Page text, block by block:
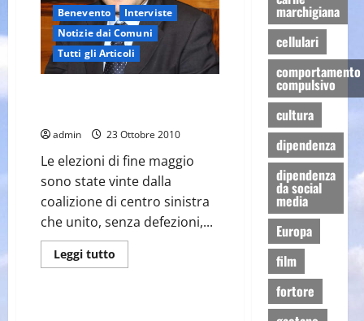
Laser
Scanner
3D
Benevento
Interviste
Notizie dai Comuni
Tutti gli Articoli
admin 23 Ottobre 2010
Le elezioni di fine maggio
sono state vinte dalla
coalizione di centro sinistra
che unito, senza defezioni,...
Leggi tutto
di
Benevento
Cultura e Società
Notizie dai Comuni
Prima Pagina
Tutti gli Articoli
marchigiana
cellulari
comportamento
compulsivo
cultura
dipendenza
dipendenza
da social
media
Europa
film
fortore